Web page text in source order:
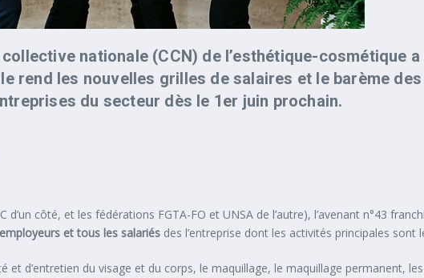
nationale (CCN) de l’esthétique-cosmétique
rend les nouvelles grilles de salaires et le barème des
du secteur dès le 1er juin prochain.
d’un côté, et les fédérations FGTA-FO et UNSA de l’autre), l’avenant n°43
et tous les salariés des l’entreprise dont les activités principales sont
et d’entretien du visage et du corps, le maquillage, le maquillage permanent,